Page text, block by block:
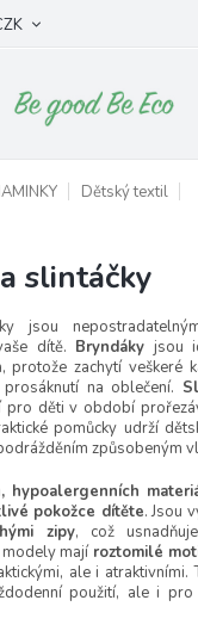
Dětský textil
slintáčky
jsou
dítě. Bryndáky jsou
protože zachytí veškeré
na oblečení.
pro děti v období
pomůcky udrží
způsobeným
hypoalergenních
pokožce dítěte. Jsou
zipy, což
mají roztomilé
ale i atraktivními.
použití, ale i pro